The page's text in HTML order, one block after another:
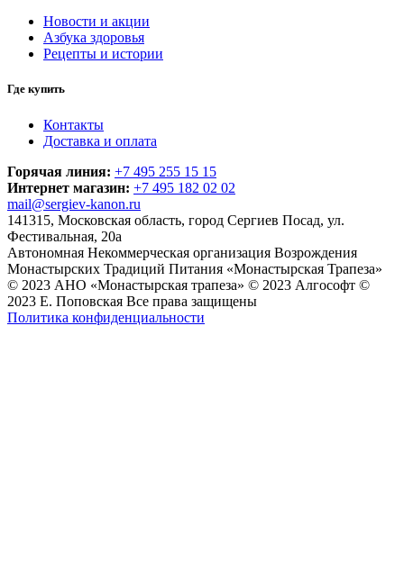
Новости и акции
Азбука здоровья
Рецепты и истории
Где купить
Контакты
Доставка и оплата
Горячая линия: +7 495 255 15 15
Интернет магазин: +7 495 182 02 02
mail@sergiev-kanon.ru
141315, Московская область, город Сергиев Посад, ул.
Фестивальная, 20а
Автономная Некоммерческая организация Возрождения
Монастырских Традиций Питания «Монастырская Трапеза»
© 2023 АНО «Монастырская трапеза» © 2023 Алгософт ©
2023 Е. Поповская Все права защищены
Политика конфиденциальности